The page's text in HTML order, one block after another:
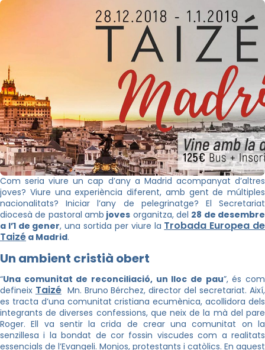
Com seria viure un cap d’any a Madrid acompanyat d’altres
joves? Viure una experiència diferent, amb gent de múltiples
nacionalitats? Iniciar l’any de pelegrinatge? El Secretariat
diocesà de pastoral amb joves organitza, del 28 de desembre
a l’1 de gener, una sortida per viure la Trobada Europea de
Taizé a Madrid.
Un ambient cristià obert
“Una comunitat de reconciliació, un lloc de pau”, és com
defineix TaizéMn. Bruno Bérchez, director del secretariat. Així,
es tracta d’una comunitat cristiana ecumènica, acollidora dels
integrants de diverses confessions, que neix de la mà del pare
Roger. Ell va sentir la crida de crear una comunitat on la
senzillesa i la bondat de cor fossin viscudes com a realitats
essencials de l’Evangeli. Monjos, protestants i catòlics. En aquest